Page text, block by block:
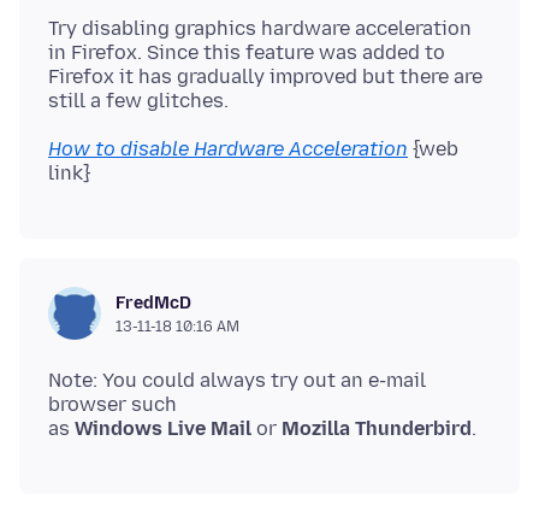
Try disabling graphics hardware acceleration
in Firefox. Since this feature was added to
Firefox it has gradually improved but there are
How to disable Hardware Acceleration {web
FredMcD
13-11-18 10:16 AM
Note: You could always try out an e-mail
browser such
as Windows Live Mail or Mozilla Thunderbird